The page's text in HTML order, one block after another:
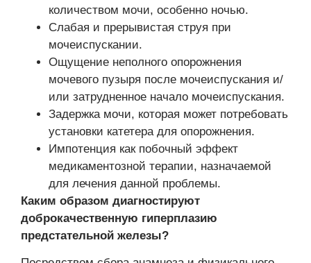
количеством мочи, особенно ночью.
Слабая и прерывистая струя при
мочеиспускании.
Ощущение неполного опорожнения
мочевого пузыря после мочеиспускания и/
или затрудненное начало мочеиспускания.
Задержка мочи, которая может потребовать
установки катетера для опорожнения.
Импотенция как побочный эффект
медикаментозной терапии, назначаемой
для лечения данной проблемы.
Каким образом диагностируют
доброкачественную гиперплазию
предстательной железы?